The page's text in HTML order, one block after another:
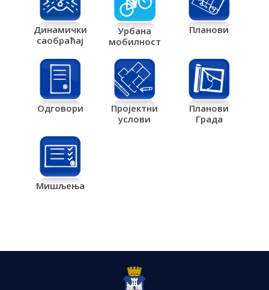
Динамички
саобраћај
Урбана
мобилност
Планови
Одговори
Пројектни
услови
Планови
Града
Мишљења